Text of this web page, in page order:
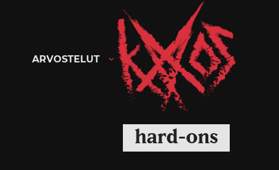
Kaaoszine
ARVOSTELUT
hard-ons